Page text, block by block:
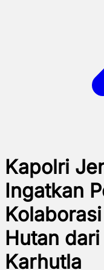
Kapolri
Ingatkan
Hutan
Karhutla